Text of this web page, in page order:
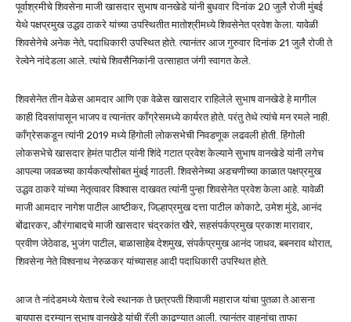
पूर्वाश्रमीचे शिवसेना माजी खासदार सुभाष वानखेडे यांनी बुधवार दिनांक 20 जुलै रोजी मुंबई
येथे पक्षप्रमुख उद्धव ठाकरे यांच्या उपस्थितीत मातोश्रीमध्ये शिवसेनेत प्रवेश केला. यावेळी
शिवसेनेचे अनेक नेते, पदाधिकारी उपस्थित होते. त्यानंतर आज गुरुवार दिनांक 21 जुलै रोजी ते
रेल्वेने नांदेडला आले. त्यांचे शिवसैनिकांनी उत्साहात जंगी स्वागत केले.
शिवसेनेत तीन वेळेस आमदार आणि एक वेळेस खासदार राहिलेले सुभाष वानखेडे हे मागील
काही दिवसांपासून भाजप व त्यानंतर काँग्रेसमध्ये कार्यरत होते. परंतु तेथे त्यांचे मन रमले नाही.
काँग्रेसकडून त्यांनी 2019 मध्ये हिंगोली लोकसभेची निवडणूक लढवली होती. हिंगोली
लोकसभेचे खासदार हेमंत पाटील यांनी शिंदे गटात प्रवेश केल्याने सुभाष वानखेडे यांनी लगेच
आपल्या जवळच्या कार्यकर्त्यांसोबत मुंबई गाठली. शिवसेनेच्या अडचणीच्या काळात पक्षप्रमुख
उद्धव ठाकरे यांच्या नेतृत्वावर विश्वास दाखवत त्यांनी पुन्हा शिवसेनेत प्रवेश केला आहे. यावेळी
माजी आमदार नागेश पाटील आष्टीकर, जिल्हाप्रमुख दत्ता पाटील कोकाटे, उमेश मुंडे, आनंद
बोंढारकर, औरंगाबादचे माजी खासदार चंद्रकांत खैरे, सहसंपर्कप्रमुख प्रकाश मारावार,
प्रवीण जेठेवाड, भुजंग पाटील, बाळासाहेब देशमुख, संपर्कप्रमुख आनंद जाधव, बबनराव थोरात,
शिवसेना नेते विश्वनाथ नेरुळकर यांच्यासह आदी पदाधिकारी उपस्थित होते.
आज ते नांदेडमध्ये येताच रेल्वे स्थानक ते छत्रपती शिवाजी महाराज यांचा पुतळा ते आसना
बायपास दरम्यान सुभाष वानखेडे यांची रॅली काढण्यात आली. त्यानंतर वाहनांचा ताफा